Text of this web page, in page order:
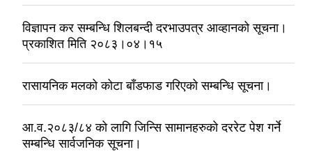
विज्ञापन कर सम्बन्धि शिलबन्दी दरभाउपत्र आव्हानको सूचना।
प्रकाशित मिति २०८३।०४।१५
रासायनिक मलको कोटा बाँडफाड गरिएको सम्बन्धि सूचना।
आ.व.२०८३/८४ को लागि जिन्सि सामानहरुको दररेट पेश गर्ने
सम्बन्धि सार्वजनिक सूचना।